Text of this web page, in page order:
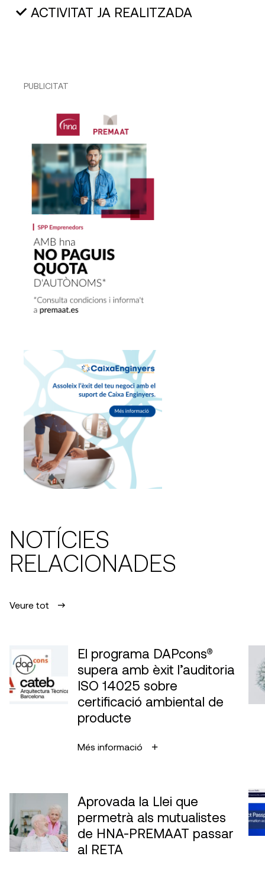
ACTIVITAT JA REALITZADA
PUBLICITAT
NOTÍCIES
RELACIONADES
Veure tot
El programa DAPcons®
supera amb èxit l’auditoria
ISO 14025 sobre
certificació ambiental de
producte
Més informació
Aprovada la Llei que
permetrà als mutualistes
de HNA-PREMAAT passar
al RETA